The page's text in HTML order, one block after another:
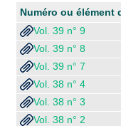
Numéro ou élément
Vol. 39 n° 9
Vol. 39 n° 8
Vol. 39 n° 7
Vol. 38 n° 4
Vol. 38 n° 3
Vol. 38 n° 2